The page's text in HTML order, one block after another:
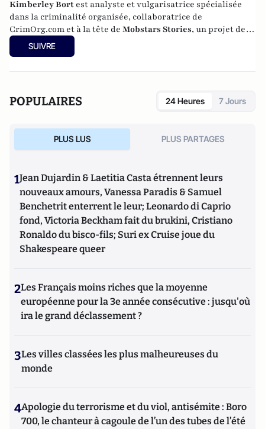
Kimberley Bort est analyste et vulgarisatrice spécialisée
dans la criminalité organisée, collaboratrice de
CrimOrg.com et à la tête de Mobstars Stories, un projet de
contenus sur les réseaux sociaux qui explore les
dynamiques du crime organisé et ses représentations.
SUIVRE
POPULAIRES 24 Heures 7 Jours
PLUS LUS PLUS PARTAGES
1Jean Dujardin & Laetitia Casta étrennent leurs
nouveaux amours, Vanessa Paradis & Samuel
Benchetrit enterrent le leur; Leonardo di Caprio
fond, Victoria Beckham fait du brukini, Cristiano
Ronaldo du bisco-fils; Suri ex Cruise joue du
Shakespeare queer
2Les Français moins riches que la moyenne
européenne pour la 3e année consécutive : jusqu'où
ira le grand déclassement ?
3Les villes classées les plus malheureuses du
monde
4Apologie du terrorisme et du viol, antisémite : Boro
700, le chanteur à cagoule de l’un des tubes de l’été